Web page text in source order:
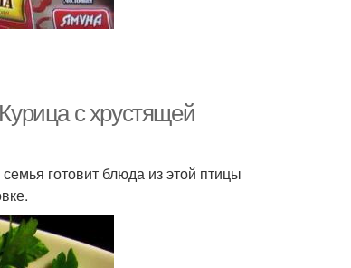
с хрустящей
готовит блюда из этой птицы